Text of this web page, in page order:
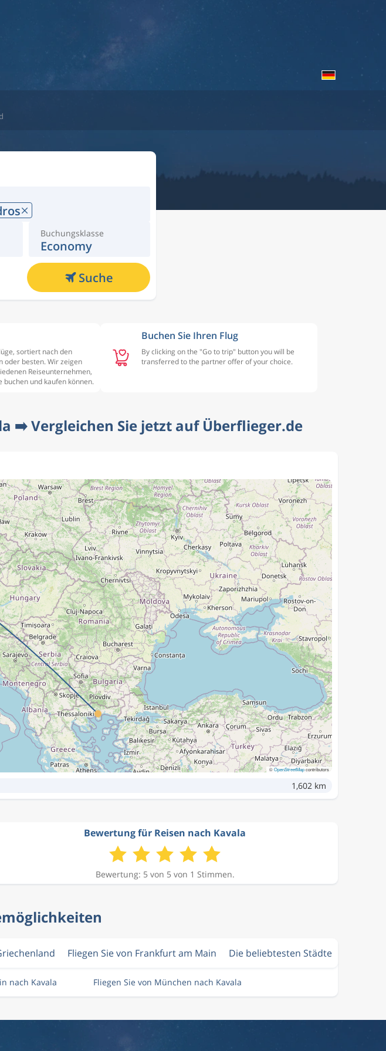
Buchungsklasse
Economy
Suche
sortiert nach den
oder besten. Wir zeigen
Reiseunternehmen,
buchen und kaufen können.
Buchen Sie Ihren Flug
By clicking on the "Go to trip" button you will be
transferred to the partner offer of your choice.
➡️ Vergleichen Sie jetzt auf Überflieger.de
©OpenStreetMapcontributors
1,602 km
Bewertung für Reisen nach Kavala
Bewertung: 5 von 5 von 1 Stimmen.
Fliegen Sie von Frankfurt am Main Die beliebtesten Städte
nach Kavala Fliegen Sie von München nach Kavala